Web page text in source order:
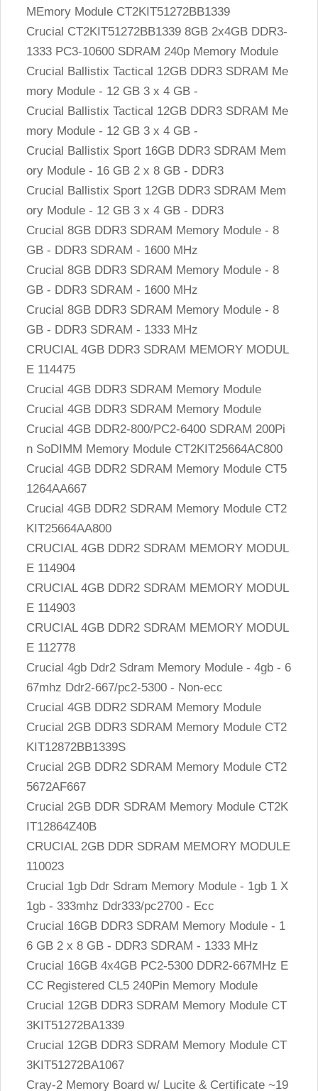
MEmory Module CT2KIT51272BB1339
Crucial CT2KIT51272BB1339 8GB 2x4GB DDR3-
1333 PC3-10600 SDRAM 240p Memory Module
Crucial Ballistix Tactical 12GB DDR3 SDRAM Me
mory Module - 12 GB 3 x 4 GB -
Crucial Ballistix Tactical 12GB DDR3 SDRAM Me
mory Module - 12 GB 3 x 4 GB -
Crucial Ballistix Sport 16GB DDR3 SDRAM Mem
ory Module - 16 GB 2 x 8 GB - DDR3
Crucial Ballistix Sport 12GB DDR3 SDRAM Mem
ory Module - 12 GB 3 x 4 GB - DDR3
Crucial 8GB DDR3 SDRAM Memory Module - 8
GB - DDR3 SDRAM - 1600 MHz
Crucial 8GB DDR3 SDRAM Memory Module - 8
GB - DDR3 SDRAM - 1600 MHz
Crucial 8GB DDR3 SDRAM Memory Module - 8
GB - DDR3 SDRAM - 1333 MHz
CRUCIAL 4GB DDR3 SDRAM MEMORY MODUL
E 114475
Crucial 4GB DDR3 SDRAM Memory Module
Crucial 4GB DDR3 SDRAM Memory Module
Crucial 4GB DDR2-800/PC2-6400 SDRAM 200Pi
n SoDIMM Memory Module CT2KIT25664AC800
Crucial 4GB DDR2 SDRAM Memory Module CT5
1264AA667
Crucial 4GB DDR2 SDRAM Memory Module CT2
KIT25664AA800
CRUCIAL 4GB DDR2 SDRAM MEMORY MODUL
E 114904
CRUCIAL 4GB DDR2 SDRAM MEMORY MODUL
E 114903
CRUCIAL 4GB DDR2 SDRAM MEMORY MODUL
E 112778
Crucial 4gb Ddr2 Sdram Memory Module - 4gb - 6
67mhz Ddr2-667/pc2-5300 - Non-ecc
Crucial 4GB DDR2 SDRAM Memory Module
Crucial 2GB DDR3 SDRAM Memory Module CT2
KIT12872BB1339S
Crucial 2GB DDR2 SDRAM Memory Module CT2
5672AF667
Crucial 2GB DDR SDRAM Memory Module CT2K
IT12864Z40B
CRUCIAL 2GB DDR SDRAM MEMORY MODULE
110023
Crucial 1gb Ddr Sdram Memory Module - 1gb 1 X
1gb - 333mhz Ddr333/pc2700 - Ecc
Crucial 16GB DDR3 SDRAM Memory Module - 1
6 GB 2 x 8 GB - DDR3 SDRAM - 1333 MHz
Crucial 16GB 4x4GB PC2-5300 DDR2-667MHz E
CC Registered CL5 240Pin Memory Module
Crucial 12GB DDR3 SDRAM Memory Module CT
3KIT51272BA1339
Crucial 12GB DDR3 SDRAM Memory Module CT
3KIT51272BA1067
Cray-2 Memory Board w/ Lucite & Certificate ~19